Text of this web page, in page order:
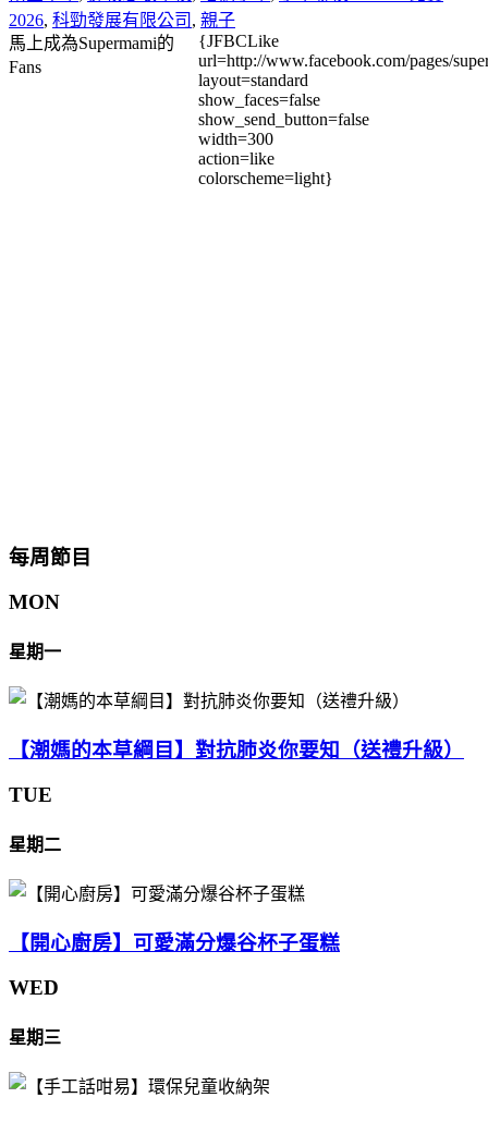
2026, 科勁發展有限公司 , 親子
馬上成為Supermami的
Fans
{JFBCLike
url=http://www.facebook.com/pages/
layout=standard
show_faces=false
show_send_button=false
width=300
action=like
colorscheme=light}
每周節目
MON
星期一
【潮媽的本草綱目】對抗肺炎你要知（送禮升級）
TUE
星期二
【開心廚房】可愛滿分爆谷杯子蛋糕
WED
星期三